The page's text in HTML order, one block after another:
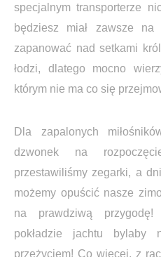
specjalnym transporterze
będziesz miał zawsze
zapanować nad setkami
łodzi, dlatego mocno
którym nie ma co się
Dla zapalonych
dzwonek na
przestawiliśmy zegarki, a
możemy opuścić nasze
na prawdziwą
pokładzie jachtu bylaby
przeżyciem! Co więcej, z